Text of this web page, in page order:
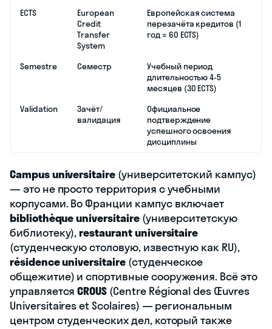
ECTS
European
Credit
Transfer
System
Европейская система
перезачёта кредитов (1
год = 60 ECTS)
Semestre Семестр
Учебный период
длительностью 4-5
месяцев (30 ECTS)
Validation
Зачёт/
валидация
Официальное
подтверждение
успешного освоения
дисциплины
Campus universitaire (университетский кампус)
— это не просто территория с учебными
корпусами. Во Франции кампус включает
bibliothèque universitaire(университетскую
библиотеку),restaurant universitaire
(студенческую столовую, известную как RU),
résidence universitaire(студенческое
общежитие) и спортивные сооружения. Всё это
управляетсяCROUS (Centre Régional des Œuvres
Universitaires et Scolaires) — региональным
центром студенческих дел, который также